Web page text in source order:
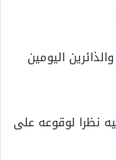
اليومين
نظرا لوقوعه على